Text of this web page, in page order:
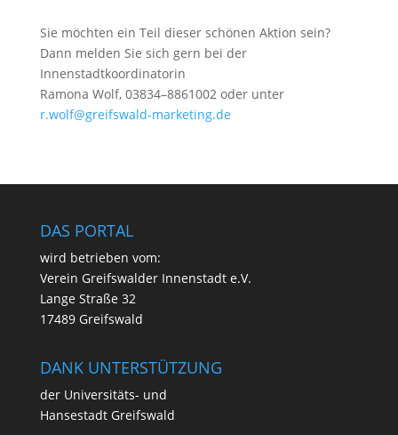
Sie möch­ten ein Teil die­ser schö­nen Akti­on sein?
Dann mel­den Sie sich gern bei der
Innenstadtkoordinatorin
Ramo­na Wolf, 03834–8861002 oder unter
r.wolf@greifswald-marketing.de
DAS PORTAL
wird betrie­ben vom:
Ver­ein Greifs­wal­der Innen­stadt e.V.
Lan­ge Stra­ße 32
17489 Greifswald
DANK UNTERSTÜTZUNG
der Uni­ver­si­täts- und
Han­se­stadt Greifswald